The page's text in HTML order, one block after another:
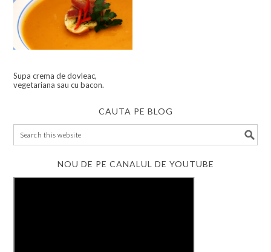
Supa crema de dovleac,
vegetariana sau cu bacon.
CAUTA PE BLOG
NOU DE PE CANALUL DE YOUTUBE